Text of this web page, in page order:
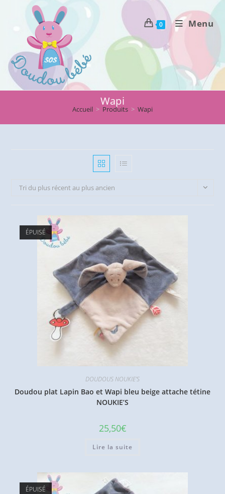
0 Menu
Wapi
Accueil > Produits > Wapi
Tri du plus récent au plus ancien
ÉPUISÉ
DOUDOUS NOUKIE'S
Doudou plat Lapin Bao et Wapi bleu beige attache tétine
NOUKIE’S
25,50€
Lire la suite
ÉPUISÉ